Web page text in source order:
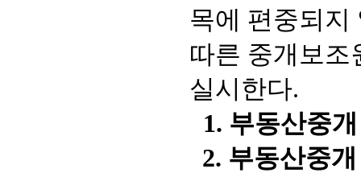
목에 편중되지
따른 중개보조
실시한다.
1. 부동산중
2. 부동산중